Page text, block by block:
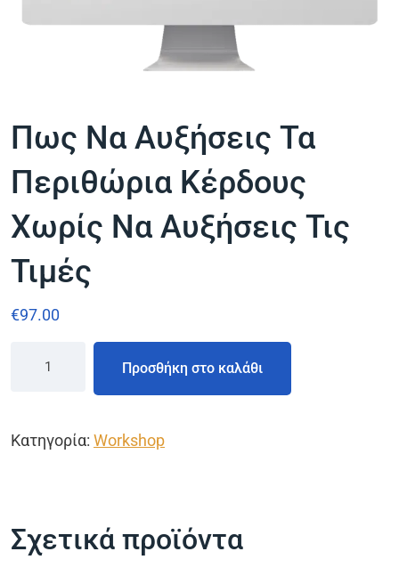
Πως Να Αυξήσεις Τα
Περιθώρια Κέρδους
Χωρίς Να Αυξήσεις Τις
Τιμές
€97.00
Προσθήκη στο καλάθι
Κατηγορία: Workshop
Σχετικά προϊόντα